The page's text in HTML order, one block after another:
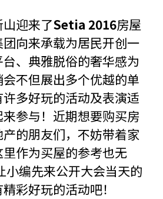
迎来了Setia 2016房屋
向来承载为居民开创一
、典雅脱俗的奢华感为
不但展出多个优越的单
多好玩的活动及表演适
参与！近期想要购买房
的朋友们，不妨带着家
作为买屋的参考也无
小编先来公开大会当天的
彩好玩的活动吧！